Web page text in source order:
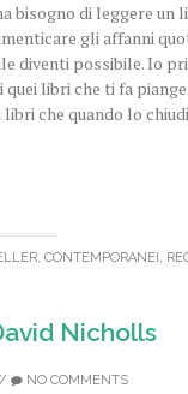
bisogno di leggere un
gli affanni
diventi possibile. Io
quei libri che ti fa
libri che quando lo
, CONTEMPORANEI ,
Nicholls
NO COMMENTS